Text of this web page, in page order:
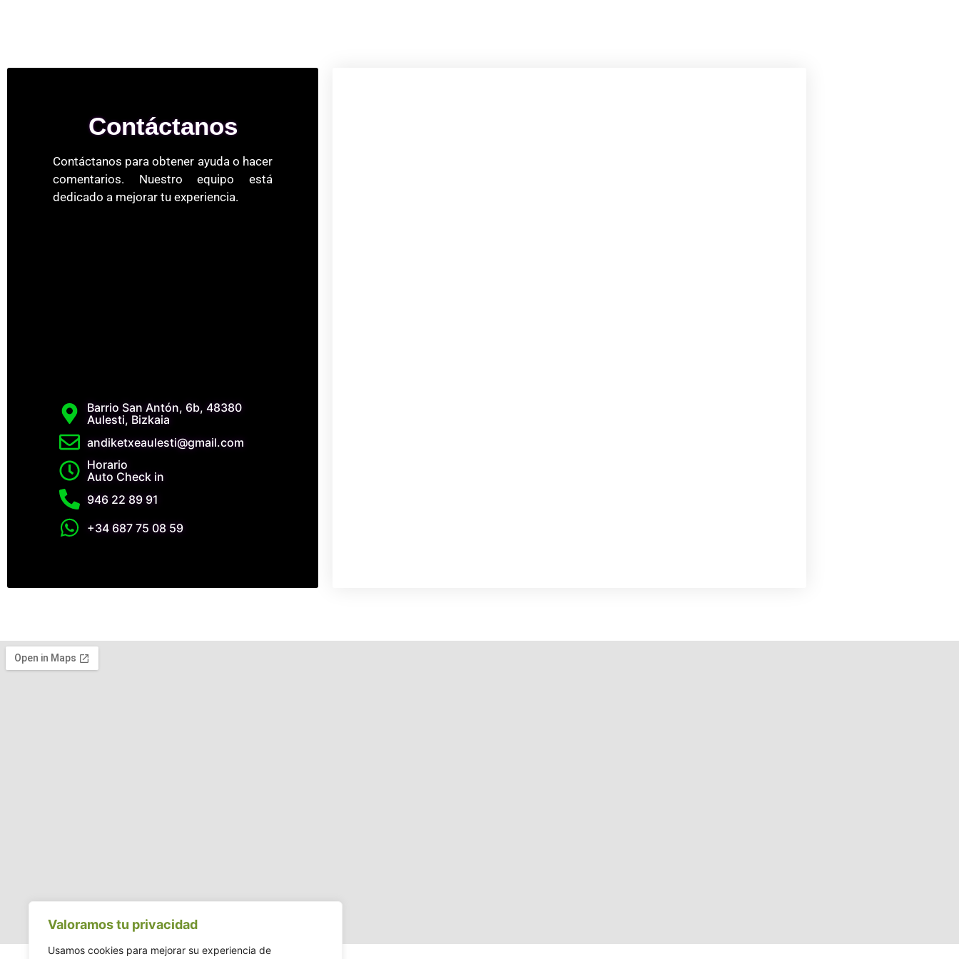
Valoramos tu privacidad
Usamos cookies para mejorar su experiencia de
Contáctanos
Contáctanos para obtener ayuda o hacer
comentarios. Nuestro equipo está
dedicado a mejorar tu experiencia.
Barrio San Antón, 6b, 48380
Aulesti, Bizkaia
andiketxeaulesti@gmail.com
Horario
Auto Check in
946 22 89 91
+34 687 75 08 59